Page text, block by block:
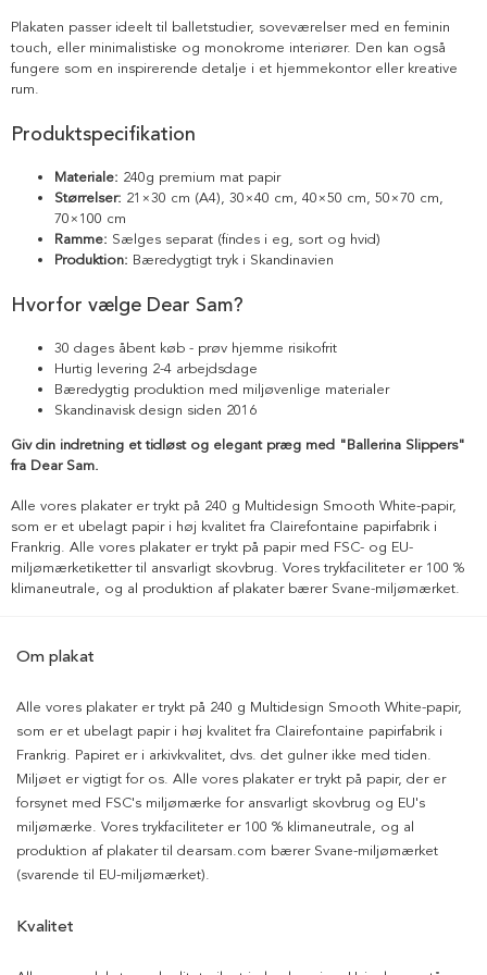
Plakaten passer ideelt til balletstudier, soveværelser med en feminin
touch, eller minimalistiske og monokrome interiører. Den kan også
fungere som en inspirerende detalje i et hjemmekontor eller kreative
rum.
Produktspecifikation
Materiale: 240g premium mat papir
Størrelser: 21×30 cm (A4), 30×40 cm, 40×50 cm, 50×70 cm,
70×100 cm
Ramme: Sælges separat (findes i eg, sort og hvid)
Produktion: Bæredygtigt tryk i Skandinavien
Hvorfor vælge Dear Sam?
30 dages åbent køb - prøv hjemme risikofrit
Hurtig levering 2-4 arbejdsdage
Bæredygtig produktion med miljøvenlige materialer
Skandinavisk design siden 2016
Giv din indretning et tidløst og elegant præg med "Ballerina Slippers"
fra Dear Sam.
Alle vores plakater er trykt på 240 g Multidesign Smooth White-papir,
som er et ubelagt papir i høj kvalitet fra Clairefontaine papirfabrik i
Frankrig. Alle vores plakater er trykt på papir med FSC- og EU-
miljømærketiketter til ansvarligt skovbrug. Vores trykfaciliteter er 100 %
klimaneutrale, og al produktion af plakater bærer Svane-miljømærket.
Om plakat
Alle vores plakater er trykt på 240 g Multidesign Smooth White-papir,
som er et ubelagt papir i høj kvalitet fra Clairefontaine papirfabrik i
Frankrig. Papiret er i arkivkvalitet, dvs. det gulner ikke med tiden.
Miljøet er vigtigt for os. Alle vores plakater er trykt på papir, der er
forsynet med FSC's miljømærke for ansvarligt skovbrug og EU's
miljømærke. Vores trykfaciliteter er 100 % klimaneutrale, og al
produktion af plakater til dearsam.com bærer Svane-miljømærket
(svarende til EU-miljømærket).
Kvalitet